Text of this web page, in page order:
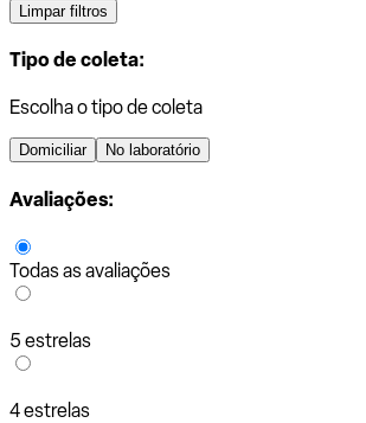
Limpar filtros
Tipo de coleta:
Escolha o tipo de coleta
Domiciliar No laboratório
Avaliações:
Todas as avaliações
5 estrelas
4 estrelas